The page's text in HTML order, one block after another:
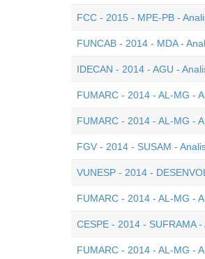
FCC - 2015 - MPE-PB -
FUNCAB - 2014 - MDA -
IDECAN - 2014 - AGU -
FUMARC - 2014 - AL-MG -
FUMARC - 2014 - AL-MG -
FGV - 2014 - SUSAM -
VUNESP - 2014 -
FUMARC - 2014 - AL-MG -
CESPE - 2014 - SUFRAMA
FUMARC - 2014 - AL-MG -